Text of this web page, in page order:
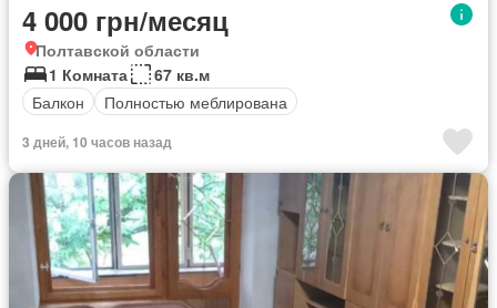
4 000 грн/месяц
Полтавской области
1 Комната
67 кв.м
Балкон
Полностью меблирована
3 дней, 10 часов назад